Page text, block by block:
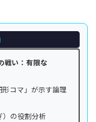
戦い：有限な
コマ」が示す論理
）の役割分析